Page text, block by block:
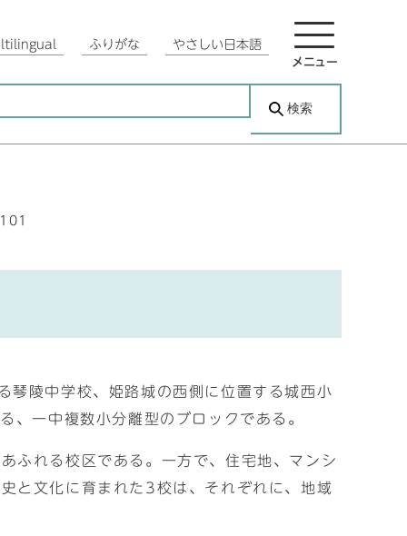
ふりがな やさしい日本語
メニュー
検索
琴陵中学校、姫路城の西側に位置する城西小
、一中複数小分離型のブロックである。
ふれる校区である。一方で、住宅地、マンシ
と文化に育まれた3校は、それぞれに、地域